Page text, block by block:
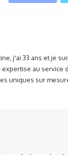
j'ai 33 ans et je
expertise au service
uniques sur